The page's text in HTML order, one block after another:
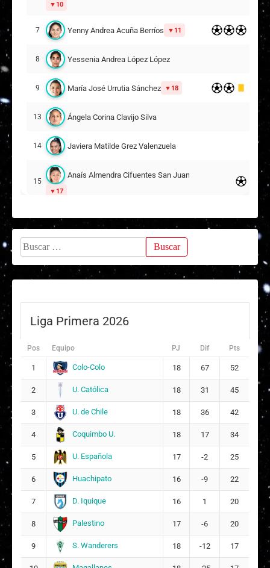
ARQUERA
Antonia Monserrat Valenzuela Paredes
8
Simone Bernardita Opazo Coloma
10
Javiera Paz Méndez Bahamondes
10
7 Yenny Andrea Acuña Berríos 11
8 Yessenia Andrea López López
9 María José Urrutia Sánchez 18
13 Ángela Corina Clavijo Silva
14 Javiera Matilde Grez Valenzuela
15
Anaís Almendra Cifuentes San Juan
17
20 Isidora Victoria Olave Araneda
25 Anaís Alexandra Álvarez Portilla
Suplentes
7
12
ARQUERA
17
Rosario Francisca María Balmaceda Holley
15
Mary Yalenny Valencia Riascos
Claudia Francisca Salfate Araya
3
Buscar:
Liga Primera 2026
Pos Equipo PJ Dif Pts
1 Colo-Colo 18 67 52
2 U. Católica 18 31 45
3 U. de Chile 18 36 42
4 Coquimbo U. 18 17 34
5 U. Española 17 -2 25
6 Huachipato 16 -9 22
7 D. Iquique 16 1 20
8 Palestino 17 -6 20
9 S. Wanderers 18 -12 17